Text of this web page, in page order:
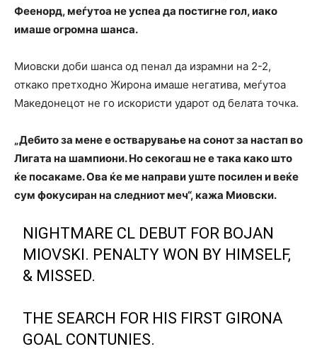
Феенорд, меѓутоа не успеа да постигне гол, иако
имаше огромна шанса.
Миовски доби шанса од пенал да израмни на 2-2,
откако претходно Жирона имаше негатива, меѓутоа
Македонецот не го искористи ударот од белата точка.
„Дебито за мене е остварување на сонот за настап во
Лигата на шампиони. Но секогаш не е така како што
ќе посакаме. Ова ќе ме направи уште посилен и веќе
сум фокусиран на следниот меч“, кажа Миовски.
NIGHTMARE CL DEBUT FOR BOJAN
MIOVSKI. PENALTY WON BY HIMSELF,
& MISSED.
THE SEARCH FOR HIS FIRST GIRONA
GOAL CONTUNIES.